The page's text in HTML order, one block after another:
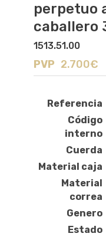
perpetuo
caballero
1513.51.00
PVP 2.700€
Referencia
Código
interno
Cuerda
Material caja
Material
correa
Genero
Estado